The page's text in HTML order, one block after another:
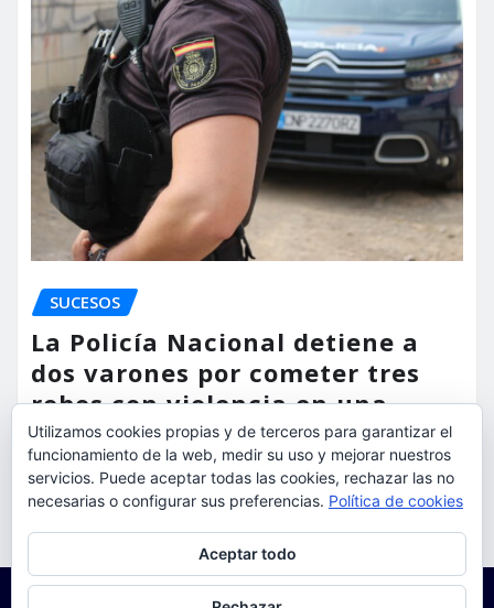
SUCESOS
La Policía Nacional detiene a
dos varones por cometer tres
robos con violencia en una
misma mañana
torrent al dia Ago 7, 2026
Utilizamos cookies propias y de terceros para garantizar el
funcionamiento de la web, medir su uso y mejorar nuestros
servicios. Puede aceptar todas las cookies, rechazar las no
necesarias o configurar sus preferencias. Política de cookies
Aceptar todo
Para obtener más información, incluido cómo gestionar las cookies,